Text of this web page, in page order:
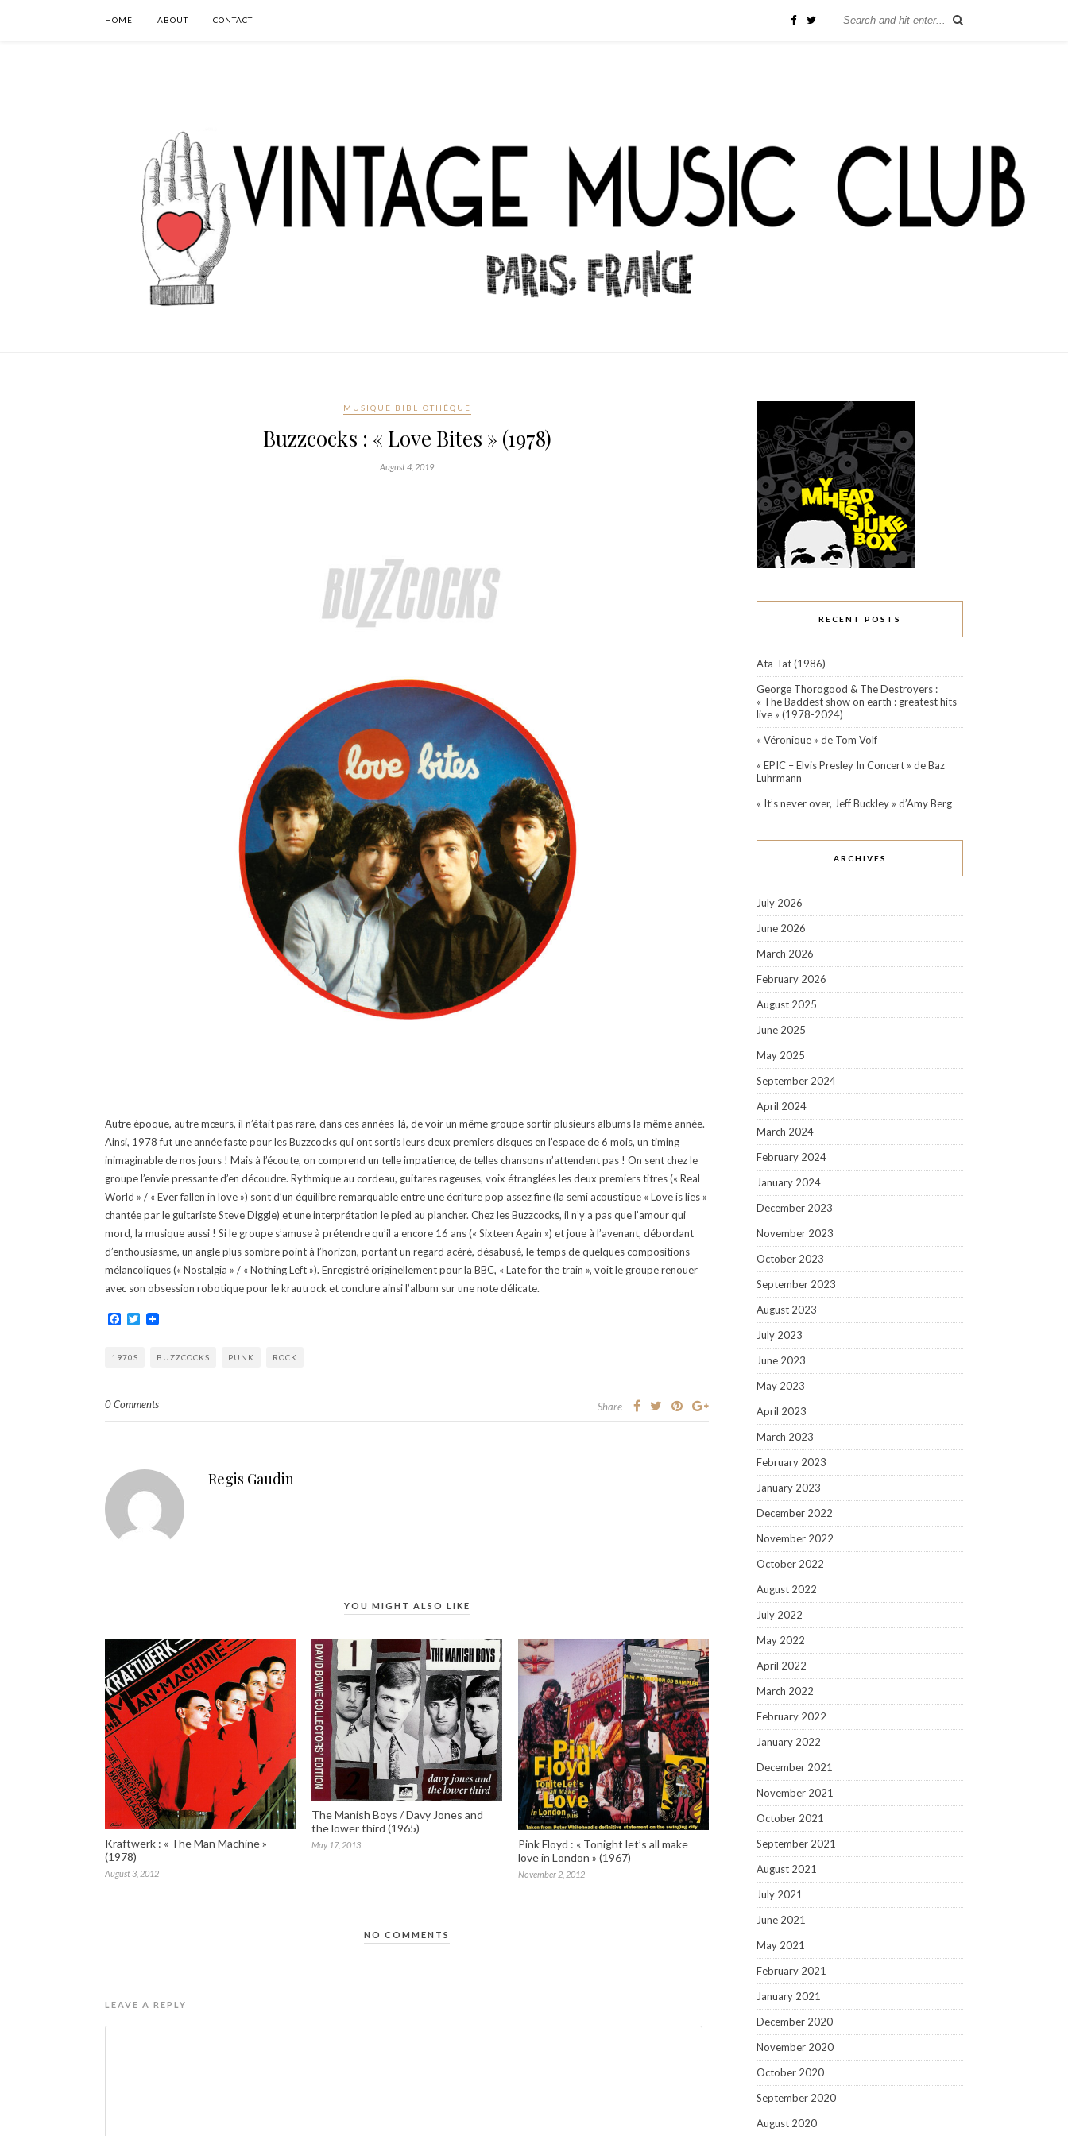
HOME ABOUT CONTACT
MUSIQUE BIBLIOTHÈQUE
Buzzcocks : « Love Bites » (1978)
August 4, 2019
Autre époque, autre mœurs, il n’était pas rare, dans ces années-là, de voir un même groupe sortir plusieurs albums la même année.
Ainsi, 1978 fut une année faste pour les Buzzcocks qui ont sortis leurs deux premiers disques en l’espace de 6 mois, un timing
inimaginable de nos jours ! Mais à l’écoute, on comprend un telle impatience, de telles chansons n’attendent pas ! On sent chez le
groupe l’envie pressante d’en découdre. Rythmique au cordeau, guitares rageuses, voix étranglées les deux premiers titres (« Real
World » / « Ever fallen in love ») sont d’un équilibre remarquable entre une écriture pop assez fine (la semi acoustique « Love is lies »
chantée par le guitariste Steve Diggle) et une interprétation le pied au plancher. Chez les Buzzcocks, il n’y a pas que l’amour qui
mord, la musique aussi ! Si le groupe s’amuse à prétendre qu’il a encore 16 ans (« Sixteen Again ») et joue à l’avenant, débordant
d’enthousiasme, un angle plus sombre point à l’horizon, portant un regard acéré, désabusé, le temps de quelques compositions
mélancoliques (« Nostalgia » / « Nothing Left »). Enregistré originellement pour la BBC, « Late for the train », voit le groupe renouer
avec son obsession robotique pour le krautrock et conclure ainsi l’album sur une note délicate.
Facebook
Twitter
1970S BUZZCOCKS PUNK ROCK
0 Comments Share
Regis Gaudin
YOU MIGHT ALSO LIKE
Kraftwerk : « The Man Machine »
(1978)
August 3, 2012
The Manish Boys / Davy Jones and
the lower third (1965)
May 17, 2013
Pink Floyd : « Tonight let’s all make
love in London » (1967)
November 2, 2012
NO COMMENTS
LEAVE A REPLY
RECENT POSTS
Ata-Tat (1986)
George Thorogood & The Destroyers :
« The Baddest show on earth : greatest hits
live » (1978-2024)
« Véronique » de Tom Volf
« EPIC – Elvis Presley In Concert » de Baz
Luhrmann
« It’s never over, Jeff Buckley » d’Amy Berg
ARCHIVES
July 2026
June 2026
March 2026
February 2026
August 2025
June 2025
May 2025
September 2024
April 2024
March 2024
February 2024
January 2024
December 2023
November 2023
October 2023
September 2023
August 2023
July 2023
June 2023
May 2023
April 2023
March 2023
February 2023
January 2023
December 2022
November 2022
October 2022
August 2022
July 2022
May 2022
April 2022
March 2022
February 2022
January 2022
December 2021
November 2021
October 2021
September 2021
August 2021
July 2021
June 2021
May 2021
February 2021
January 2021
December 2020
November 2020
October 2020
September 2020
August 2020